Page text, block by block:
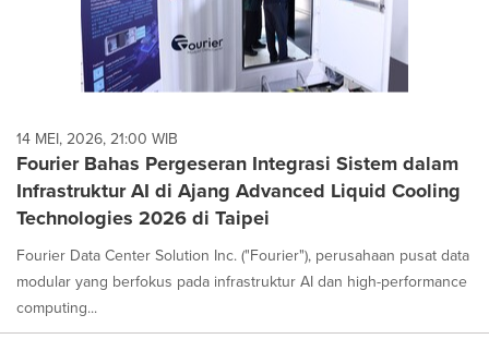
14 MEI, 2026, 21:00 WIB
Fourier Bahas Pergeseran Integrasi Sistem dalam
Infrastruktur AI di Ajang Advanced Liquid Cooling
Technologies 2026 di Taipei
Fourier Data Center Solution Inc. ("Fourier"), perusahaan pusat data
modular yang berfokus pada infrastruktur AI dan high-performance
computing...